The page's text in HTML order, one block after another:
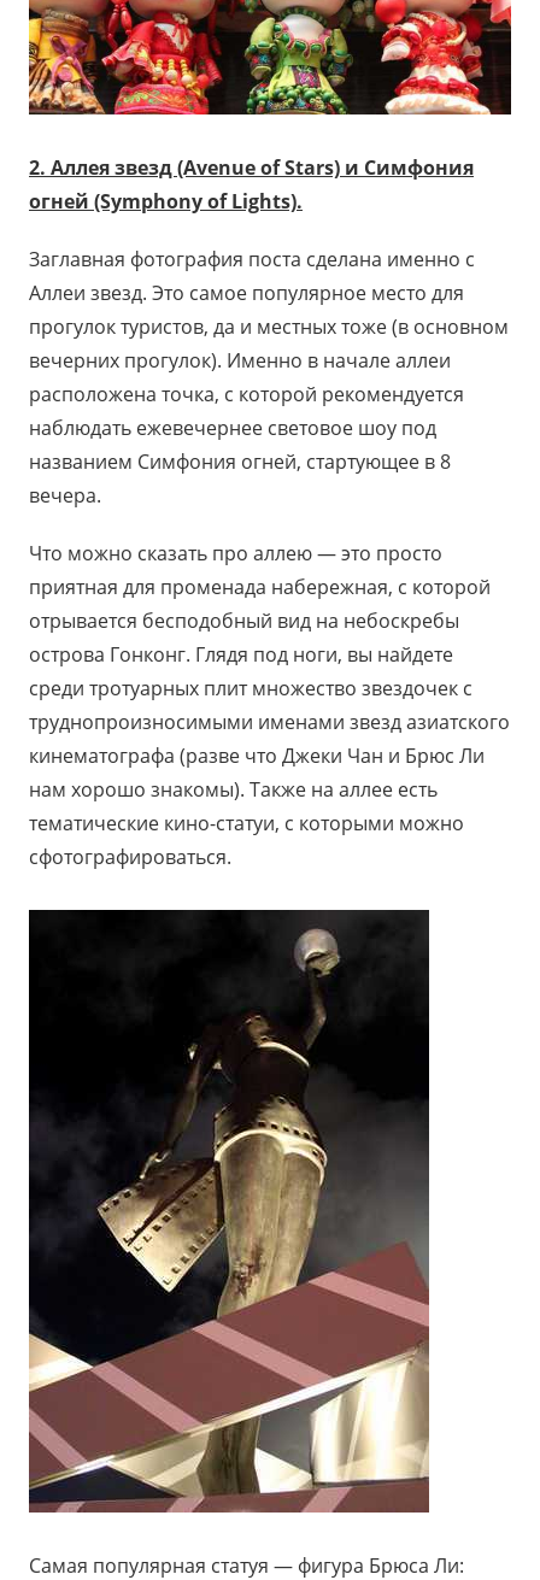
2. Аллея звезд (Avenue of Stars) и Симфония
огней (Symphony of Lights).
Заглавная фотография поста сделана именно с
Аллеи звезд. Это самое популярное место для
прогулок туристов, да и местных тоже (в основном
вечерних прогулок). Именно в начале аллеи
расположена точка, с которой рекомендуется
наблюдать ежевечернее световое шоу под
названием Симфония огней, стартующее в 8
вечера.
Что можно сказать про аллею — это просто
приятная для променада набережная, с которой
отрывается бесподобный вид на небоскребы
острова Гонконг. Глядя под ноги, вы найдете
среди тротуарных плит множество звездочек с
труднопроизносимыми именами звезд азиатского
кинематографа (разве что Джеки Чан и Брюс Ли
нам хорошо знакомы). Также на аллее есть
тематические кино-статуи, с которыми можно
сфотографироваться.
Самая популярная статуя — фигура Брюса Ли: